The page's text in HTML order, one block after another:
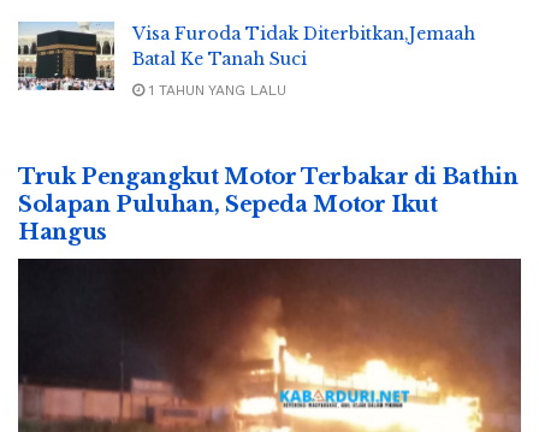
Visa Furoda Tidak Diterbitkan,Jemaah
Batal Ke Tanah Suci
1 TAHUN YANG LALU
Truk Pengangkut Motor Terbakar di Bathin
Solapan Puluhan, Sepeda Motor Ikut
Hangus